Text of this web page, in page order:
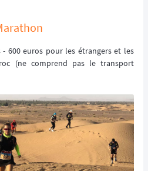
600 euros pour les étrangers et les
(ne comprend pas le transport